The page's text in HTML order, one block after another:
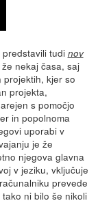
tudi nov
nekaj časa, saj
kjer so
projekta,
s pomočjo
in popolnoma
uporabi v
je že
njegova glavna
v jeziku, vključuje
prevede
ni bilo še nikoli